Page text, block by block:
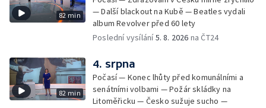
82 min
— Další blackout na Kubě — Beatles vydali
album Revolver před 60 lety
Poslední vysílání5. 8. 2026 na ČT24
82 min
4. srpna
Počasí — Konec lhůty před komunálními a
senátními volbami — Požár skládky na
Litoměřicku — Česko sužuje sucho —